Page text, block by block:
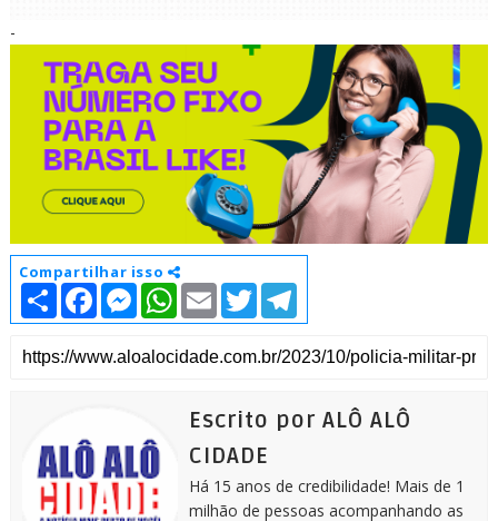
-
Compartilhar isso
S
h
a
e
F
c
b
M
e
s
e
W
h
a
t
s
E
m
a
l
T
i
t
t
T
l
e
g
m
Escrito por ALÔ ALÔ
CIDADE
Há 15 anos de credibilidade! Mais de 1
milhão de pessoas acompanhando as